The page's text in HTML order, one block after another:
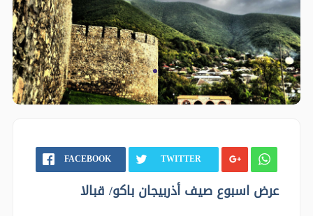
FACEBOOK TWITTER
عرض اسبوع صيف أذربيجان باكو/ قبالا